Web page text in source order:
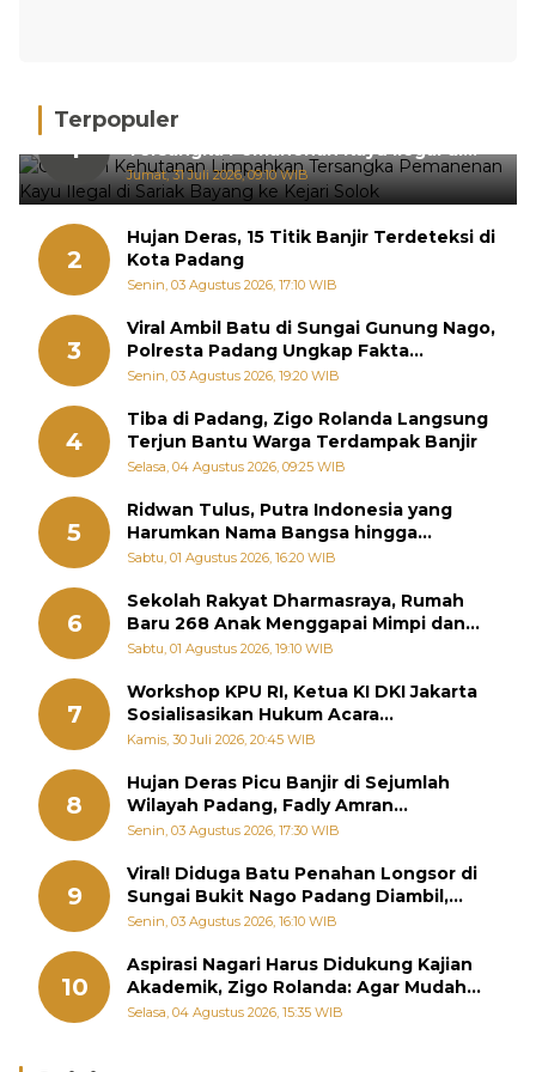
Terpopuler
1
Gakkum Kehutanan Limpahkan
Tersangka Pemanenan Kayu Ilegal di
Sariak Bayang ke Kejari Solok
Jumat, 31 Juli 2026, 09:10 WIB
2
Hujan Deras, 15 Titik Banjir Terdeteksi di
Kota Padang
Senin, 03 Agustus 2026, 17:10 WIB
3
Viral Ambil Batu di Sungai Gunung Nago,
Polresta Padang Ungkap Fakta
Sebenarnya
Senin, 03 Agustus 2026, 19:20 WIB
4
Tiba di Padang, Zigo Rolanda Langsung
Terjun Bantu Warga Terdampak Banjir
Selasa, 04 Agustus 2026, 09:25 WIB
5
Ridwan Tulus, Putra Indonesia yang
Harumkan Nama Bangsa hingga
Diabadikan dalam Buku Jepang
Sabtu, 01 Agustus 2026, 16:20 WIB
6
Sekolah Rakyat Dharmasraya, Rumah
Baru 268 Anak Menggapai Mimpi dan
Memutus Rantai Kemiskinan
Sabtu, 01 Agustus 2026, 19:10 WIB
7
Workshop KPU RI, Ketua KI DKI Jakarta
Sosialisasikan Hukum Acara
Penyelesaian Sengketa Informasi Publik
Kamis, 30 Juli 2026, 20:45 WIB
8
Hujan Deras Picu Banjir di Sejumlah
Wilayah Padang, Fadly Amran
Perintahkan OPD Siaga
Senin, 03 Agustus 2026, 17:30 WIB
9
Viral! Diduga Batu Penahan Longsor di
Sungai Bukit Nago Padang Diambil,
Warga Khawatir Bencana Terulang
Senin, 03 Agustus 2026, 16:10 WIB
10
Aspirasi Nagari Harus Didukung Kajian
Akademik, Zigo Rolanda: Agar Mudah
Diperjuangkan di Kementerian
Selasa, 04 Agustus 2026, 15:35 WIB